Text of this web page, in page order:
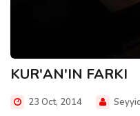
KUR'AN'IN FARKI
23 Oct, 2014